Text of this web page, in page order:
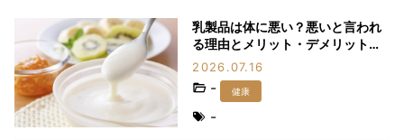
乳製品は体に悪い？悪いと言われ
る理由とメリット・デメリットを
解説
2026.07.16
- 健康
-